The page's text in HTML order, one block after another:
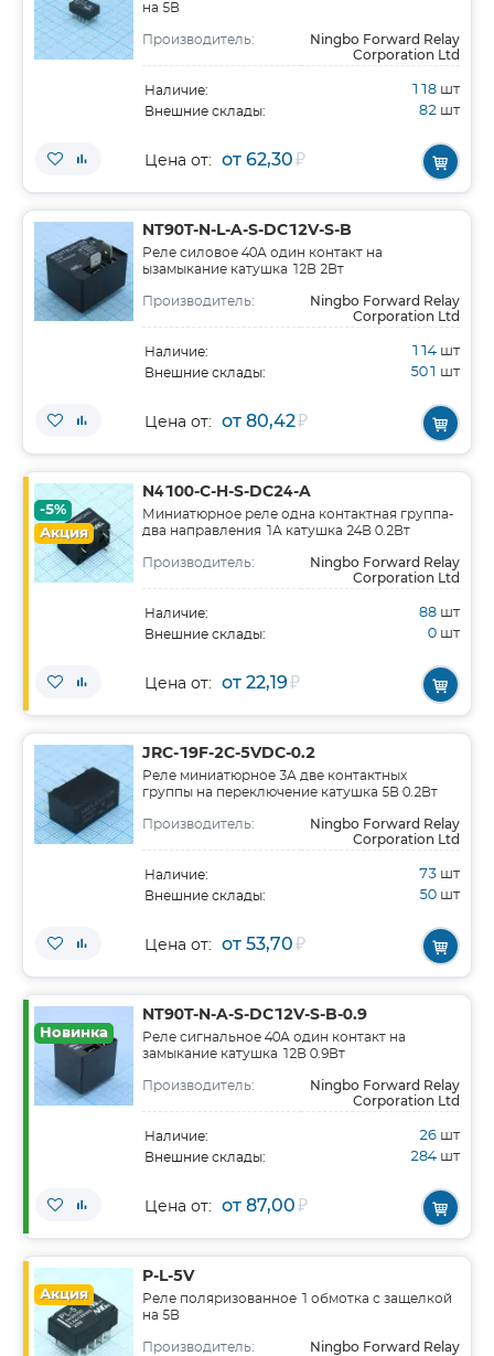
на 5В
Производитель:
Ningbo Forward Relay
Corporation Ltd
Наличие: 118 шт
Внешние склады: 82 шт
Цена от: от 62,30₽
NT90T-N-L-A-S-DC12V-S-B
Реле силовое 40А один контакт на
ызамыкание катушка 12В 2Вт
Производитель:
Ningbo Forward Relay
Corporation Ltd
Наличие: 114 шт
Внешние склады: 501 шт
Цена от: от 80,42₽
-5%
Акция
N4100-C-H-S-DC24-A
Миниатюрное реле одна контактная группа-
два направления 1А катушка 24В 0.2Вт
Производитель:
Ningbo Forward Relay
Corporation Ltd
Наличие: 88 шт
Внешние склады: 0 шт
Цена от: от 22,19₽
JRC-19F-2C-5VDC-0.2
Реле миниатюрное 3А две контактных
группы на переключение катушка 5В 0.2Вт
Производитель:
Ningbo Forward Relay
Corporation Ltd
Наличие: 73 шт
Внешние склады: 50 шт
Цена от: от 53,70₽
Новинка
NT90T-N-A-S-DC12V-S-B-0.9
Реле сигнальное 40А один контакт на
замыкание катушка 12В 0.9Вт
Производитель:
Ningbo Forward Relay
Corporation Ltd
Наличие: 26 шт
Внешние склады: 284 шт
Цена от: от 87,00₽
Акция
P-L-5V
Реле поляризованное 1 обмотка с защелкой
на 5В
Производитель:
Ningbo Forward Relay